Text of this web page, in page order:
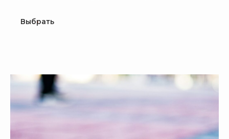
Выбрать